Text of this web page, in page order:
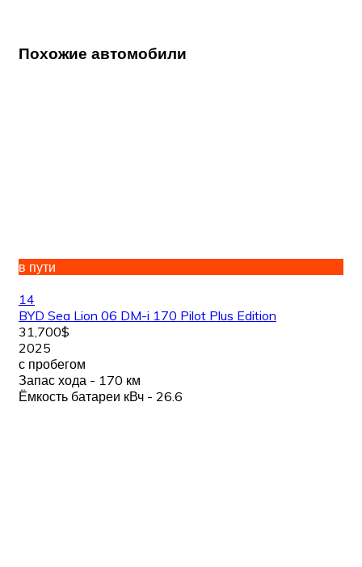
Похожие автомобили
в пути
14
BYD Sea Lion 06 DM-i 170 Pilot Plus Edition
31,700$
2025
с пробегом
Запас хода - 170 км
Ёмкость батареи кВч - 26.6